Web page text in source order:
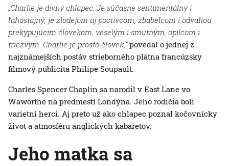
„Charlie je divný chlapec. Je súčasne sentimentálny i
ľahostajný, je zlodejom aj poctivcom, zbabelcom i odvahou
prekypujúcim človekom, veselým i smutným, opilcom i
triezvym. Charlie je prosto človek,“povedal o jednej z
najznámejších postáv strieborného plátna francúzsky
filmový publicita Philipe Soupault.
Charles Spencer Chaplin sa narodil v East Lane vo
Waworthe na predmestí Londýna. Jeho rodičia boli
varietní herci. Aj preto už ako chlapec poznal kočovnícky
život a atmosféru anglických kabaretov.
Jeho matka sa